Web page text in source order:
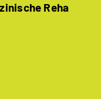
Reha